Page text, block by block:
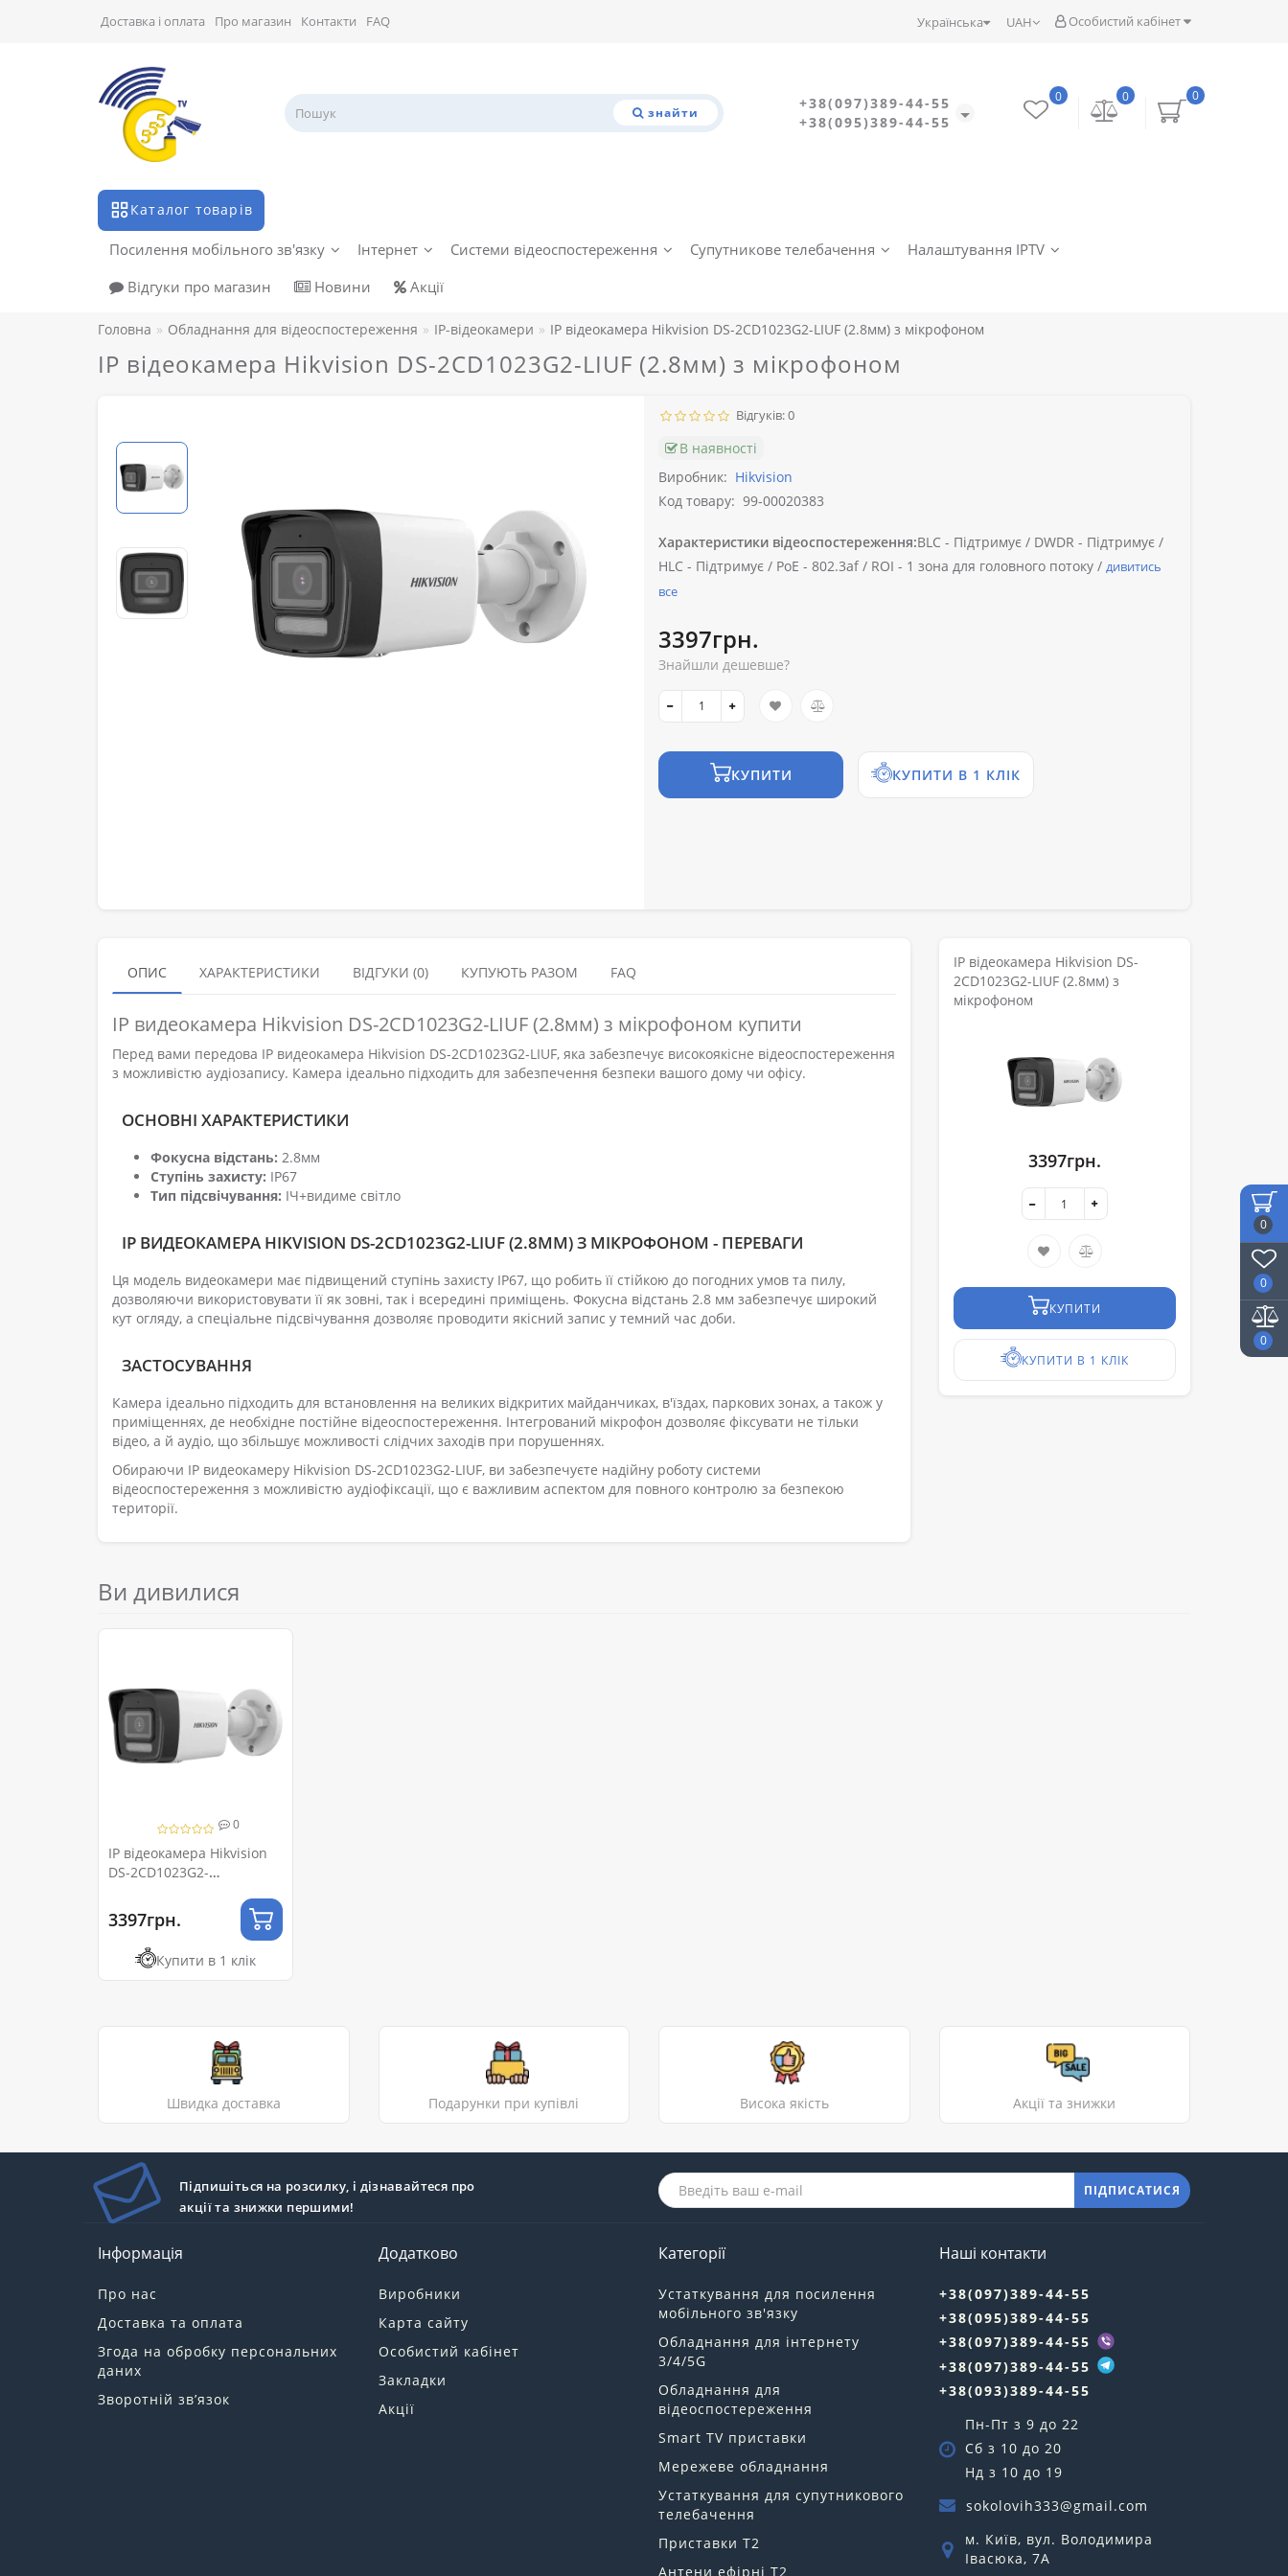
0
0
0
Особистий кабінет
UAH
Українська
Доставка і оплата Про магазин Контакти FAQ
знайти
+38(097)389-44-55
+38(095)389-44-55
0
0
0
Каталог товарів
Посилення мобільного зв'язку Інтернет Системи відеоспостереження Супутникове телебачення
Налаштування IPTV
Відгуки про магазин
Новини Акції
Головна Обладнання для відеоспостереження IP-відеокамери IP відеокамера Hikvision DS-2CD1023G2-LIUF (2.8мм) з мікрофоном
IP відеокамера Hikvision DS-2CD1023G2-LIUF (2.8мм) з мікрофоном
Відгуків: 0
В наявності
Виробник: Hikvision
Код товару: 99-00020383
Характеристики відеоспостереження:BLC - Підтримує / DWDR - Підтримує /
HLC - Підтримує / PoE - 802.3af / ROI - 1 зона для головного потоку / дивитись
все
3397грн.
Знайшли дешевше?
КУПИТИ КУПИТИ В 1 КЛІК
ОПИС ХАРАКТЕРИСТИКИ ВІДГУКИ (0) КУПУЮТЬ РАЗОМ FAQ
IP видеокамера Hikvision DS-2CD1023G2-LIUF (2.8мм) з мікрофоном купити
Перед вами передова IP видеокамера Hikvision DS-2CD1023G2-LIUF, яка забезпечує високоякісне відеоспостереження
з можливістю аудіозапису. Камера ідеально підходить для забезпечення безпеки вашого дому чи офісу.
ОСНОВНІ ХАРАКТЕРИСТИКИ
Фокусна відстань: 2.8мм
Ступінь захисту: IP67
Тип підсвічування: ІЧ+видиме світло
IP ВИДЕОКАМЕРА HIKVISION DS-2CD1023G2-LIUF (2.8ММ) З МІКРОФОНОМ - ПЕРЕВАГИ
Ця модель видеокамери має підвищений ступінь захисту IP67, що робить її стійкою до погодних умов та пилу,
дозволяючи використовувати її як зовні, так і всередині приміщень. Фокусна відстань 2.8 мм забезпечує широкий
кут огляду, а спеціальне підсвічування дозволяє проводити якісний запис у темний час доби.
ЗАСТОСУВАННЯ
Камера ідеально підходить для встановлення на великих відкритих майданчиках, в'їздах, паркових зонах, а також у
приміщеннях, де необхідне постійне відеоспостереження. Інтегрований мікрофон дозволяє фіксувати не тільки
відео, а й аудіо, що збільшує можливості слідчих заходів при порушеннях.
Обираючи IP видеокамеру Hikvision DS-2CD1023G2-LIUF, ви забезпечуєте надійну роботу системи
відеоспостереження з можливістю аудіофіксації, що є важливим аспектом для повного контролю за безпекою
території.
IP відеокамера Hikvision DS-
2CD1023G2-LIUF (2.8мм) з
мікрофоном
3397грн.
КУПИТИ
КУПИТИ В 1 КЛІК
Ви дивилися
0
IP відеокамера Hikvision
DS-2CD1023G2-
3397грн.
Купити в 1 клік
Швидка доставка Подарунки при купівлі Висока якість Акції та знижки
Підпишіться на розсилку, і дізнавайтеся про
акції та знижки першими!
ПІДПИСАТИСЯ
Інформація
Про нас
Доставка та оплата
Згода на обробку персональних
даних
Зворотній зв’язок
Додатково
Виробники
Карта сайту
Особистий кабінет
Закладки
Акції
Категорії
Устаткування для посилення
мобільного зв'язку
Обладнання для інтернету
3/4/5G
Обладнання для
відеоспостереження
Smart TV приставки
Мережеве обладнання
Устаткування для супутникового
телебачення
Приставки Т2
Антени ефірні Т2
Наші контакти
+38(097)389-44-55
+38(095)389-44-55
+38(097)389-44-55
+38(097)389-44-55
+38(093)389-44-55
Пн-Пт з 9 до 22
Сб з 10 до 20
Нд з 10 до 19
sokolovih333@gmail.com
м. Київ, вул. Володимира
Івасюка, 7А